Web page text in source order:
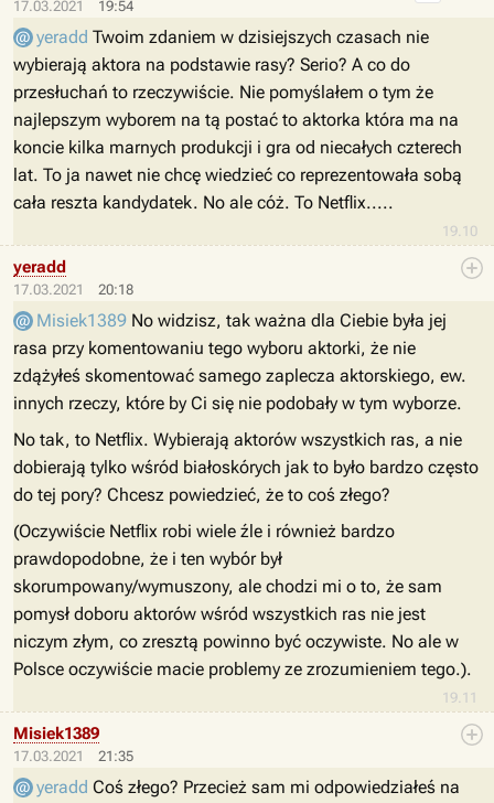
17.03.2021 19:54
19.10
yeradd Twoim zdaniem w dzisiejszych czasach nie
wybierają aktora na podstawie rasy? Serio? A co do
przesłuchań to rzeczywiście. Nie pomyślałem o tym że
najlepszym wyborem na tą postać to aktorka która ma na
koncie kilka marnych produkcji i gra od niecałych czterech
lat. To ja nawet nie chcę wiedzieć co reprezentowała sobą
cała reszta kandydatek. No ale cóż. To Netflix.....
17.03.2021 20:18
19.11
yeradd
Misiek1389 No widzisz, tak ważna dla Ciebie była jej
rasa przy komentowaniu tego wyboru aktorki, że nie
zdążyłeś skomentować samego zaplecza aktorskiego, ew.
innych rzeczy, które by Ci się nie podobały w tym wyborze.
No tak, to Netflix. Wybierają aktorów wszystkich ras, a nie
dobierają tylko wśród białoskórych jak to było bardzo często
do tej pory? Chcesz powiedzieć, że to coś złego?
(Oczywiście Netflix robi wiele źle i również bardzo
prawdopodobne, że i ten wybór był
skorumpowany/wymuszony, ale chodzi mi o to, że sam
pomysł doboru aktorów wśród wszystkich ras nie jest
niczym złym, co zresztą powinno być oczywiste. No ale w
Polsce oczywiście macie problemy ze zrozumieniem tego.).
17.03.2021 21:35
Misiek1389
yeradd Coś złego? Przecież sam mi odpowiedziałeś na